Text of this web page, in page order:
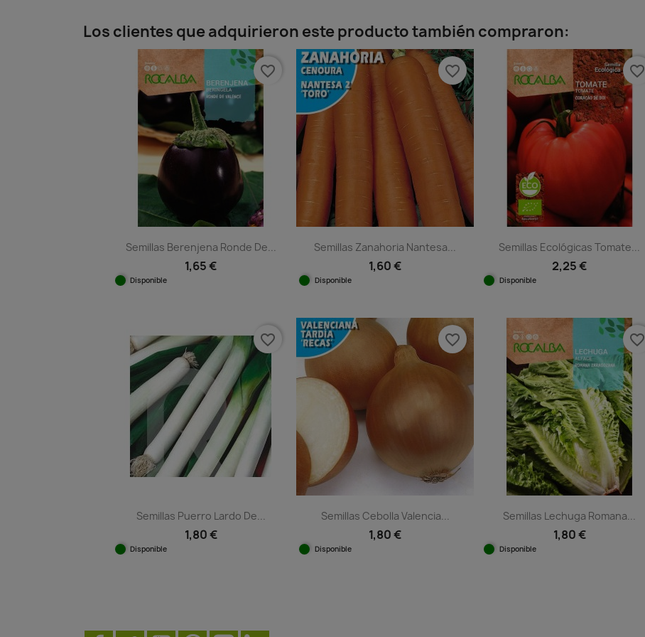
Los clientes que adquirieron este producto también compraron:
Semillas Berenjena Ronde De...
1,65 €
Disponible
favorite_border
Semillas Zanahoria Nantesa...
1,60 €
Disponible
favorite_border
Semillas Ecológicas Tomate...
2,25 €
Disponible
favorite_border
Semillas Puerro Lardo De...
1,80 €
Disponible
favorite_border
Semillas Cebolla Valencia...
1,80 €
Disponible
favorite_border
Semillas Lechuga Romana...
1,80 €
Disponible
favorite_border